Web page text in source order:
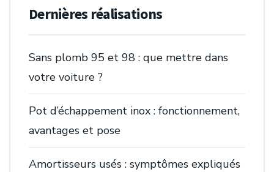
Dernières réalisations
Sans plomb 95 et 98 : que mettre dans
votre voiture ?
Pot d’échappement inox : fonctionnement,
avantages et pose
Amortisseurs usés : symptômes expliqués